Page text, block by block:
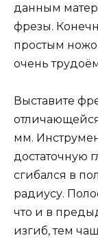
данным
фрезы.
простым
очень
Выставите
мм.
достаточную
сгибался в
радиусу.
что и в
изгиб, тем